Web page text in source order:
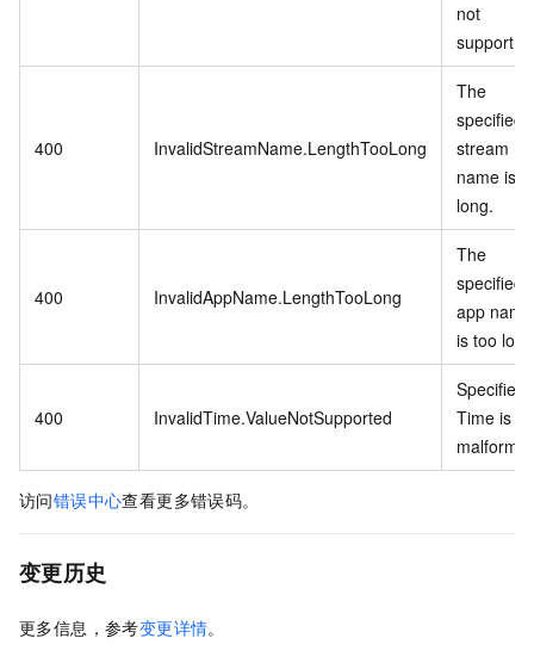
not
support.
400 InvalidStreamName.LengthTooLong
The
specified
stream
name is
long.
400 InvalidAppName.LengthTooLong
The
specified
app name
is too
400 InvalidTime.ValueNotSupported
Specified
Time is
访问错误中心查看更多错误码。
变更历史
更多信息，参考变更详情。